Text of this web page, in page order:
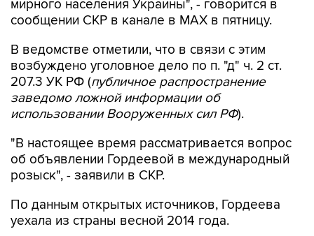
В ведомстве отметили, что в связи с этим
207.3 УК РФ ( публичное распространение
заведомо ложной информации об
использовании Вооруженных сил РФ).
"В настоящее время рассматривается вопрос
розыск", - заявили в СКР.
По данным открытых источников, Гордеева
СКР Катерина Гордеева